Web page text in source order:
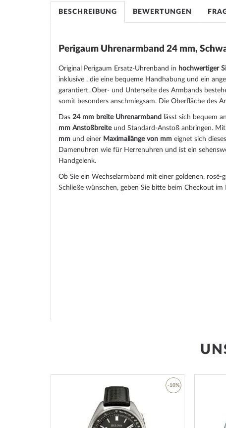
BESCHREIBUNG
Perigaum Uhrenarmband 24 mm,
Original Perigaum Ersatz-Uhrenband in hochwertiger
inklusive , die eine bequeme Handhabung und ein
garantiert. Ober- und Unterseite des Armbands
somit besonders anschmiegsam. Die Oberfläche des
Das 24 mm breite Uhrenarmband lässt sich bequem
mm Anstoßbreiteund Standard-Anstoß anbringen.
mm und einer Maximallänge von mm eignet sich
Damenuhren wie für Herrenuhren und ist ein
Handgelenk.
Ob Sie ein Wechselarmband mit einer goldenen, rosé-
Schließe wünschen, geben Sie bitte beim Checkout im
BEWERTUNGEN
-10%